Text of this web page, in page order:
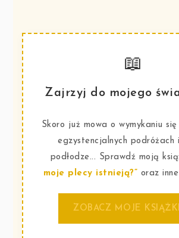
📖
Zajrzyj do mojego
Skoro już mowa o wymykaniu
egzystencjalnych podróżach
podłodze... Sprawdź moją
moje plecy istnieją?” oraz
ZOBACZ MOJE